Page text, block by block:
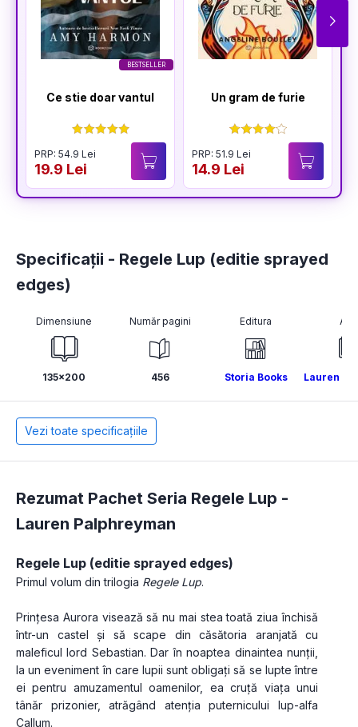
BESTSELLER
Ce stie doar vantul
PRP: 54.9 Lei
19.9 Lei
Un gram de furie
PRP: 51.9 Lei
14.9 Lei
Specificații - Regele Lup (editie sprayed
edges)
Dimensiune
135x200
Număr pagini
456
Editura
Storia Books Lauren
Vezi toate specificațiile
Rezumat Pachet Seria Regele Lup -
Lauren Palphreyman
Regele Lup (editie sprayed edges)
Primul volum din trilogia Regele Lup.
Prințesa Aurora visează să nu mai stea toată ziua închisă
într-un castel și să scape din căsătoria aranjată cu
maleficul lord Sebastian. Dar în noaptea dinaintea nunții,
la un eveniment în care lupii sunt obligați să se lupte între
ei pentru amuzamentul oamenilor, ea cruță viața unui
tânăr prizonier, atrăgând atenția puternicului lup-alfa
Callum.